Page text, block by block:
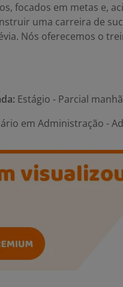
focados em metas e,
uma carreira de
Nós oferecemos o
Estágio - Parcial
em Administração -